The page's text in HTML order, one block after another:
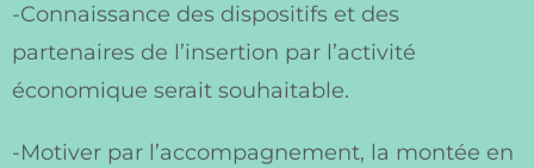
-Connaissance des dispositifs et des
partenaires de l’insertion par l’activité
économique serait souhaitable.
-Motiver par l’accompagnement, la montée en